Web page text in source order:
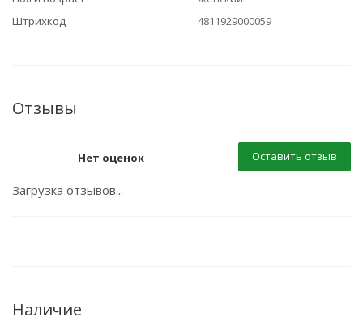
Штрихкод
4811929000059
Отзывы
Нет оценок Оставить отзыв
Загрузка отзывов...
Наличие